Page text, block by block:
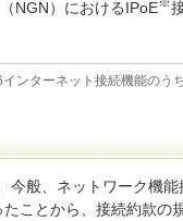
NGN）におけるIPoE
ンターネット接続機能のう
般、ネットワーク機
ことから、接続約款の